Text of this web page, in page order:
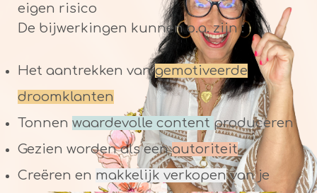
eigen risico
De bijwerkingen kunnen o.a. zijn :
Het aantrekken vangemotiveerde
droomklanten
Tonnen waardevolle content produceren
Gezien worden als eenautoriteit
Creëren en makkelijk verkopenvan je